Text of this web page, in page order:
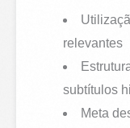
relevantes
subtítulos
Meta